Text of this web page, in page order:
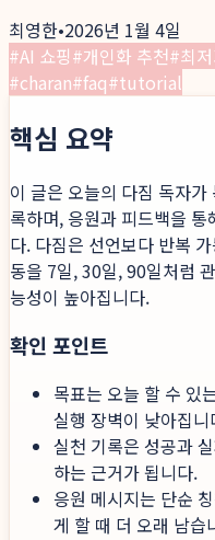
최영한•2026년 1월 4일
#AI 쇼핑#개인화 추천#최
#charan#faq#tutorial
핵심 요약
이 글은 오늘의 다짐 독자
록하며, 응원과 피드백을
다. 다짐은 선언보다 반복
동을 7일, 30일, 90일처럼
능성이 높아집니다.
확인 포인트
목표는 오늘 할 수 있
실행 장벽이 낮아집니
실천 기록은 성공과
하는 근거가 됩니다.
응원 메시지는 단순
게 할 때 더 오래 남습